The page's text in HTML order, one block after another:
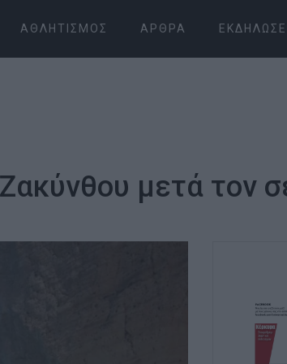
ΑΘΛΗΤΙΣΜΌΣ ΆΡΘΡΑ
μετά τον